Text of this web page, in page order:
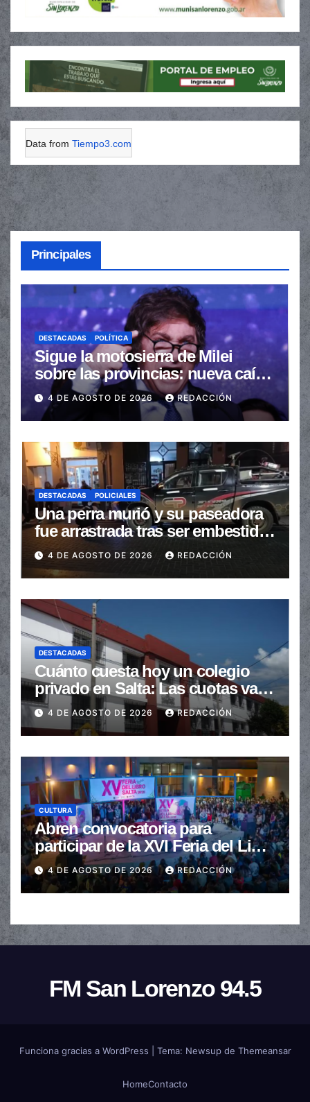
Data from Tiempo3.com
Principales
DESTACADAS POLÍTICA
Sigue la motosierra de Milei
sobre las provincias: nueva caída
de las transferencias no
automáticas
4 DE AGOSTO DE 2026 REDACCIÓN
DESTACADAS POLICIALES
Una perra murió y su paseadora
fue arrastrada tras ser embestidas
en la senda peatonal
4 DE AGOSTO DE 2026 REDACCIÓN
DESTACADAS
Cuánto cuesta hoy un colegio
privado en Salta: Las cuotas van
de $110.000 a más de $600.000
4 DE AGOSTO DE 2026 REDACCIÓN
CULTURA
Abren convocatoria para
participar de la XVI Feria del Libro
de Salta
4 DE AGOSTO DE 2026 REDACCIÓN
FM San Lorenzo 94.5
Funciona gracias a WordPress Tema: Newsupde Themeansar
HomeContacto